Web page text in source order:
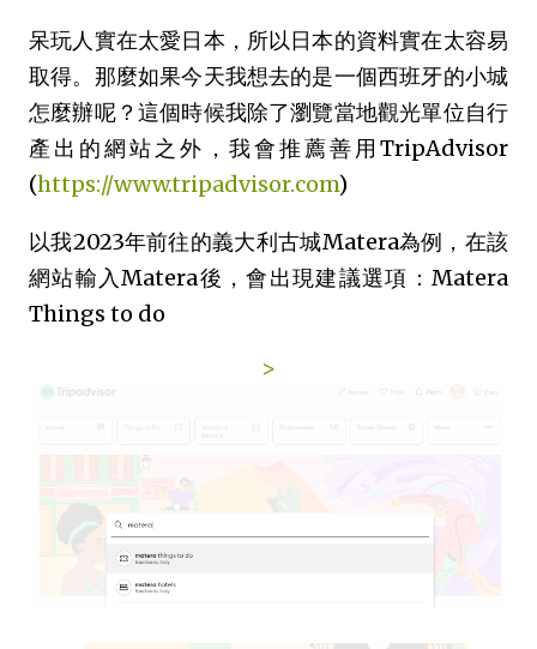
呆玩人實在太愛日本，所以日本的資料實在太容易
取得。那麼如果今天我想去的是一個西班牙的小城
怎麼辦呢？這個時候我除了瀏覽當地觀光單位自行
產出的網站之外，我會推薦善用TripAdvisor
(https://www.tripadvisor.com)
以我2023年前往的義大利古城Matera為例，在該
網站輸入Matera後，會出現建議選項：Matera
Things to do
>